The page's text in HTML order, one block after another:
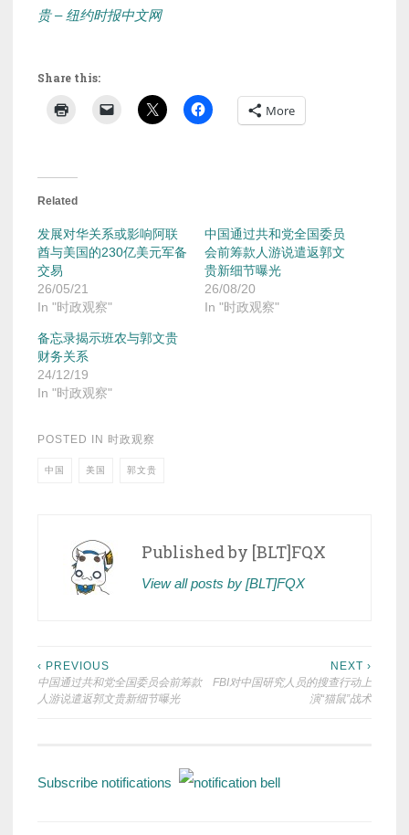
贵 – 纽约时报中文网
Share this:
More
Related
发展对华关系或影响阿联
酋与美国的230亿美元军备
交易
26/05/21
In "时政观察"
中国通过共和党全国委员
会前筹款人游说遣返郭文
贵新细节曝光
26/08/20
In "时政观察"
备忘录揭示班农与郭文贵
财务关系
24/12/19
In "时政观察"
POSTED IN 时政观察
中国 美国 郭文贵
Published by [BLT]FQX
View all posts by [BLT]FQX
Post
navigation
‹ PREVIOUS
中国通过共和党全国委员会前筹款
人游说遣返郭文贵新细节曝光
NEXT ›
FBI对中国研究人员的搜查行动上
演“猫鼠”战术
Subscribe notifications